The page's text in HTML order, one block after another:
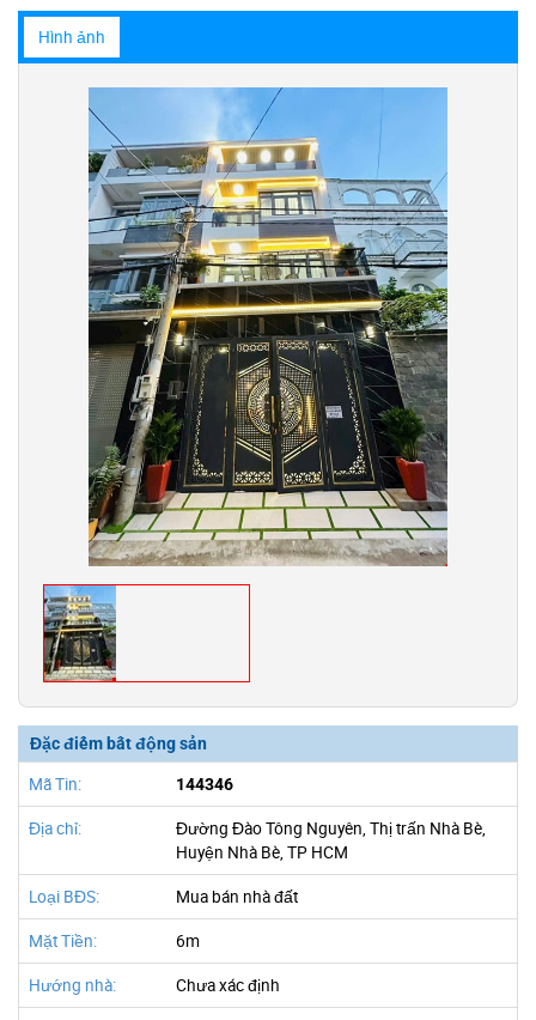
Hình ảnh
Đặc điểm bất động sản
Mã Tin: 144346
Địa chỉ:
Đường Đào Tông Nguyên, Thị trấn Nhà Bè,
Huyện Nhà Bè, TP HCM
Loại BĐS: Mua bán nhà đất
Mặt Tiền: 6m
Hướng nhà: Chưa xác định